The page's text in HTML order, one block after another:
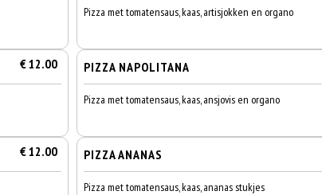
Pizza met tomatensaus, kaas, artisjokken en organo
€ 12.00 PIZZA NAPOLITANA
Pizza met tomatensaus, kaas, ansjovis en organo
€ 12.00 PIZZA ANANAS
Pizza met tomatensaus, kaas, ananas stukjes